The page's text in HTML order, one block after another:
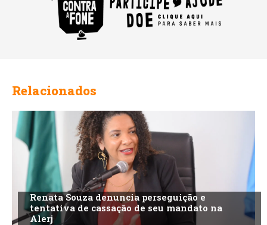
Relacionados
Renata Souza denuncia perseguição e
tentativa de cassação de seu mandato na
Alerj